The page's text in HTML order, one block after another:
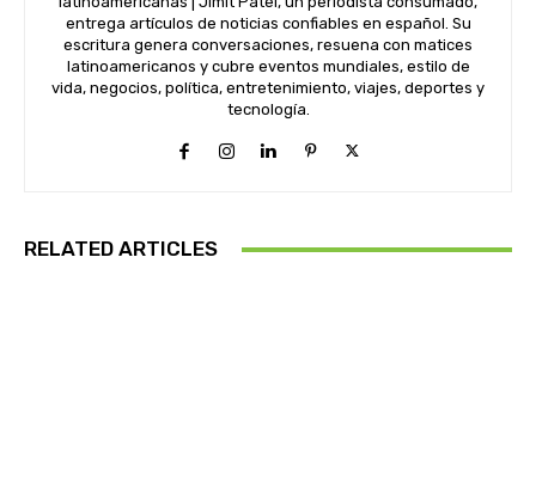
entrega artículos de noticias confiables en español. Su
escritura genera conversaciones, resuena con matices
latinoamericanos y cubre eventos mundiales, estilo de
vida, negocios, política, entretenimiento, viajes, deportes y
tecnología.
RELATED ARTICLES